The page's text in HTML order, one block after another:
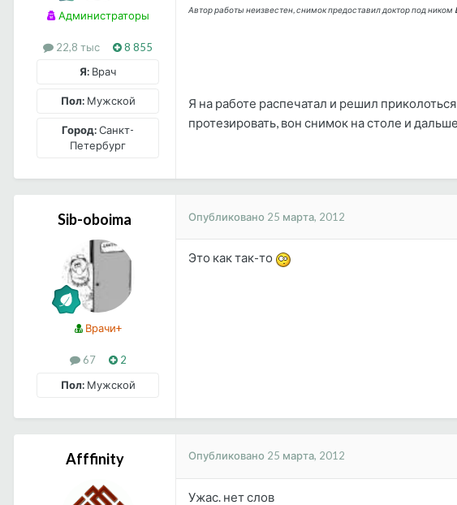
Администраторы
22,8 тыс
8 855
Я: Врач
Пол:Мужской
Город:Санкт-
Петербург
Автор работы неизвестен, снимок предоставил докторпод ником
Я на работе распечатал и решил
протезировать, вон снимок на столе и
Sib-oboima
Врачи+
67
2
Пол:Мужской
Опубликовано 25 марта, 2012
Это как так-то
Afffinity Опубликовано 25 марта, 2012
Ужас. нет слов